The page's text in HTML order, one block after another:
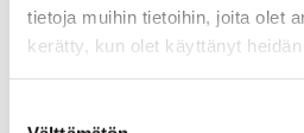
tietoja muihin tietoihin, joita olet
kerätty, kun olet käyttänyt heidän